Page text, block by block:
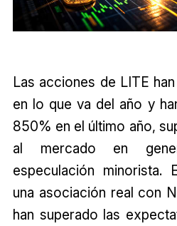
Las acciones de LITE
en lo que va del año y
850% en el último año,
al mercado en
especulación minorista.
una asociación real con
han superado las